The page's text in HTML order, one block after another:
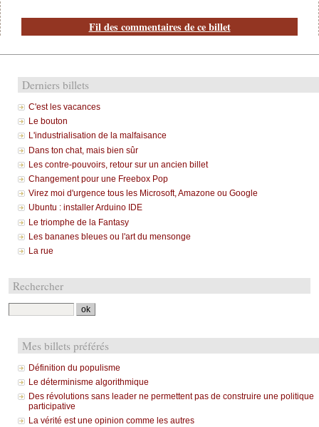
Fil des commentaires de ce billet
Derniers billets
C'est les vacances
Le bouton
L'industrialisation de la malfaisance
Dans ton chat, mais bien sûr
Les contre-pouvoirs, retour sur un ancien billet
Changement pour une Freebox Pop
Virez moi d'urgence tous les Microsoft, Amazone ou Google
Ubuntu : installer Arduino IDE
Le triomphe de la Fantasy
Les bananes bleues ou l'art du mensonge
La rue
Rechercher
Mes billets préférés
Définition du populisme
Le déterminisme algorithmique
Des révolutions sans leader ne permettent pas de construire une politique
participative
La vérité est une opinion comme les autres